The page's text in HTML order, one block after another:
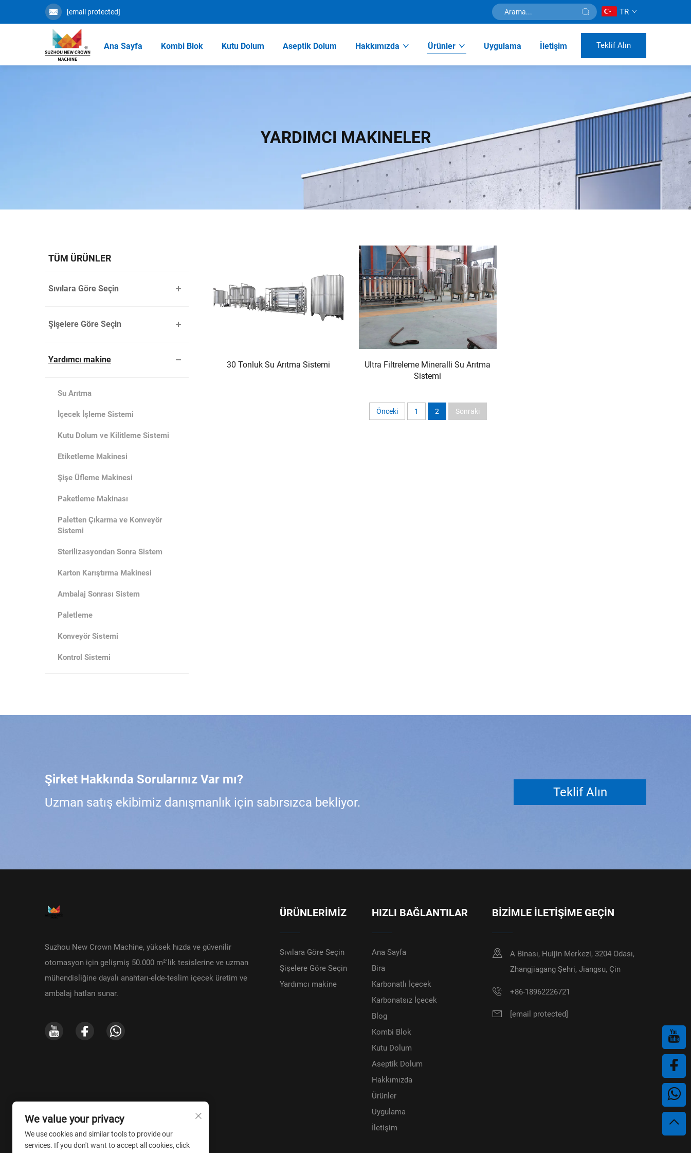
[email protected] TR
Ana Sayfa Kombi Blok Kutu Dolum Aseptik Dolum Hakkımızda Ürünler Uygulama İletişim Teklif Alın
YARDIMCI MAKINELER
TÜM ÜRÜNLER
Sıvılara Göre Seçin
Şişelere Göre Seçin
Yardımcı makine
Su Arıtma
İçecek İşleme Sistemi
Kutu Dolum ve Kilitleme Sistemi
Etiketleme Makinesi
Şişe Üfleme Makinesi
Paketleme Makinası
Paletten Çıkarma ve Konveyör
Sistemi
Sterilizasyondan Sonra Sistem
Karton Karıştırma Makinesi
Ambalaj Sonrası Sistem
Paletleme
Konveyör Sistemi
Kontrol Sistemi
30 Tonluk Su Arıtma Sistemi
Ultra Filtreleme Mineralli Su Arıtma
Sistemi
Önceki 1 2 Sonraki
Şirket Hakkında Sorularınız Var mı?
Uzman satış ekibimiz danışmanlık için sabırsızca bekliyor.
Teklif Alın
Suzhou New Crown Machine, yüksek hızda ve güvenilir
otomasyon için gelişmiş 50.000 m²'lik tesislerine ve uzman
mühendisliğine dayalı anahtarı-elde-teslim içecek üretim ve
ambalaj hatları sunar.
ÜRÜNLERIMIZ
Sıvılara Göre Seçin
Şişelere Göre Seçin
Yardımcı makine
HIZLI BAĞLANTILAR
Ana Sayfa
Bira
Karbonatlı İçecek
Karbonatsız İçecek
Blog
Kombi Blok
Kutu Dolum
Aseptik Dolum
Hakkımızda
Ürünler
Uygulama
İletişim
BİZİMLE İLETİŞİME GEÇİN
A Binası, Huijin Merkezi, 3204 Odası,
Zhangjiagang Şehri, Jiangsu, Çin
+86-18962226721
[email protected]
We value your privacy
We use cookies and similar tools to provide our
services. If you don't want to accept all cookies, click